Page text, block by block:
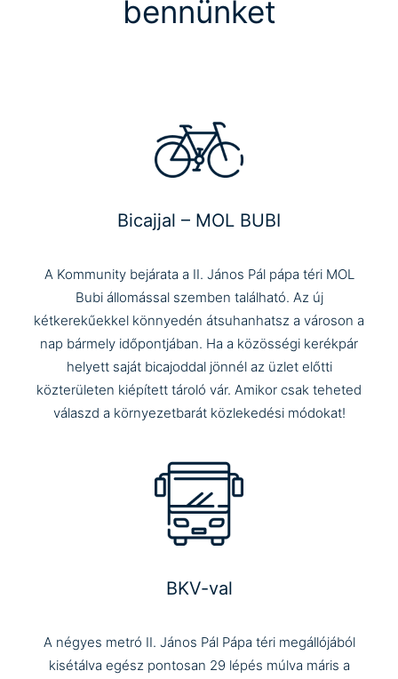
bennünket
Bicajjal – MOL BUBI
A Kommunity bejárata a II. János Pál pápa téri MOL
Bubi állomással szemben található. Az új
kétkerekűekkel könnyedén átsuhanhatsz a városon a
nap bármely időpontjában. Ha a közösségi kerékpár
helyett saját bicajoddal jönnél az üzlet előtti
közterületen kiépített tároló vár. Amikor csak teheted
válaszd a környezetbarát közlekedési módokat!
BKV-val
A négyes metró II. János Pál Pápa téri megállójából
kisétálva egész pontosan 29 lépés múlva máris a